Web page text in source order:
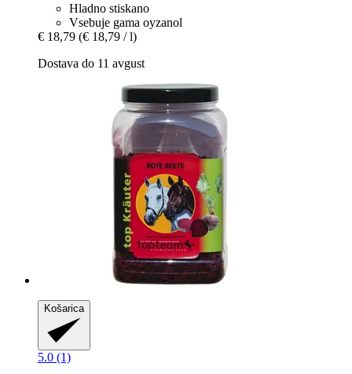
Hladno stiskano
Vsebuje gama oyzanol
€ 18,79 (€ 18,79 / l)
Dostava do 11 avgust
Košarica
5.0 (1)